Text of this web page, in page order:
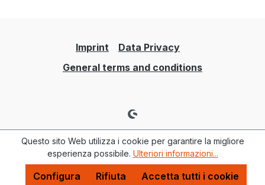
Imprint
Data Privacy
General terms and conditions
Questo sito Web utilizza i cookie per garantire la migliore
esperienza possibile. Ulteriori informazioni...
Rifiuta
Configura Accetta tutti i cookie